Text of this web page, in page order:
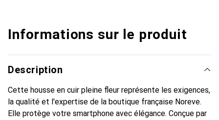
Informations sur le produit
Description
Cette housse en cuir pleine fleur représente les exigences,
la qualité et l'expertise de la boutique française Noreve.
Elle protège votre smartphone avec élégance. Conçue par